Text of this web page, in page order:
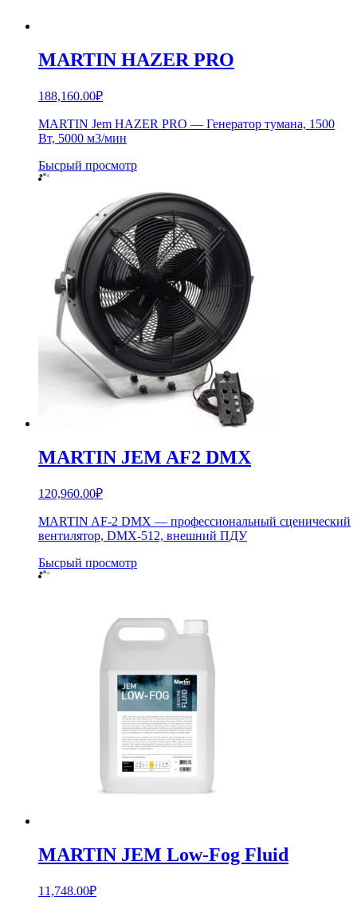
MARTIN HAZER PRO
188,160.00₽
MARTIN Jem HAZER PRO — Генератор тумана, 1500
Вт, 5000 м3/мин
Бысрый просмотр
MARTIN JEM AF2 DMX
120,960.00₽
MARTIN AF-2 DMX — профессиональный сценический
вентилятор, DMX-512, внешний ПДУ
Бысрый просмотр
MARTIN JEM Low-Fog Fluid
11,748.00₽